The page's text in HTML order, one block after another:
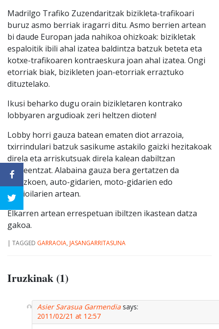
Madrilgo Trafiko Zuzendaritzak bizikleta-trafikoari
buruz asmo berriak iragarri ditu. Asmo berrien artean
bi daude Europan jada nahikoa ohizkoak: bizikletak
espaloitik ibili ahal izatea baldintza batzuk beteta eta
kotxe-trafikoaren kontraeskura joan ahal izatea. Ongi
etorriak biak, bizikleten joan-etorriak erraztuko
dituztelako.
Ikusi beharko dugu orain bizikletaren kontrako
lobbyaren argudioak zeri heltzen dioten!
Lobby horri gauza batean ematen diot arrazoia,
txirrindulari batzuk sasikume astakilo gaizki hezitakoak
direla eta arriskutsuak direla kalean dabiltzan
besteentzat. Alabaina gauza bera gertatzen da
oinezkoen, auto-gidarien, moto-gidarien edo
kamioilarien artean.
Elkarren artean errespetuan ibiltzen ikastean datza
gakoa.
| TAGGED GARRAOIA, JASANGARRITASUNA
Iruzkinak (1)
Asier Sarasua Garmendia says:
2011/02/21 at 12:57